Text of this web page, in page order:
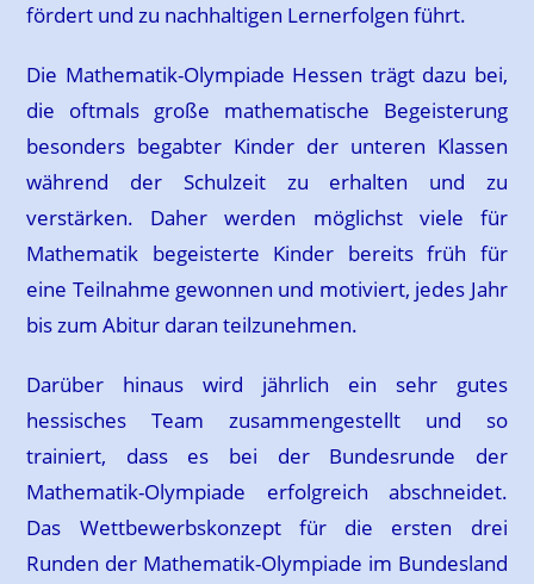
fördert und zu nachhaltigen Lernerfolgen führt.
Die Mathematik-Olympiade Hessen trägt dazu bei,
die oftmals große mathematische Begeisterung
besonders begabter Kinder der unteren Klassen
während der Schulzeit zu erhalten und zu
verstärken. Daher werden möglichst viele für
Mathematik begeisterte Kinder bereits früh für
eine Teilnahme gewonnen und motiviert, jedes Jahr
bis zum Abitur daran teilzunehmen.
Darüber hinaus wird jährlich ein sehr gutes
hessisches Team zusammengestellt und so
trainiert, dass es bei der Bundesrunde der
Mathematik-Olympiade erfolgreich abschneidet.
Das Wettbewerbskonzept für die ersten drei
Runden der Mathematik-Olympiade im Bundesland